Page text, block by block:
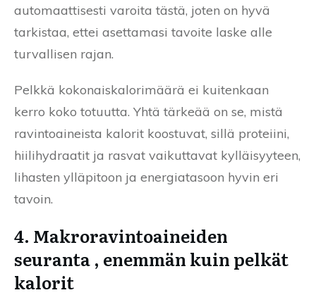
automaattisesti varoita tästä, joten on hyvä
tarkistaa, ettei asettamasi tavoite laske alle
turvallisen rajan.
Pelkkä kokonaiskalorimäärä ei kuitenkaan
kerro koko totuutta. Yhtä tärkeää on se, mistä
ravintoaineista kalorit koostuvat, sillä proteiini,
hiilihydraatit ja rasvat vaikuttavat kylläisyyteen,
lihasten ylläpitoon ja energiatasoon hyvin eri
tavoin.
4. Makroravintoaineiden
seuranta , enemmän kuin pelkät
kalorit